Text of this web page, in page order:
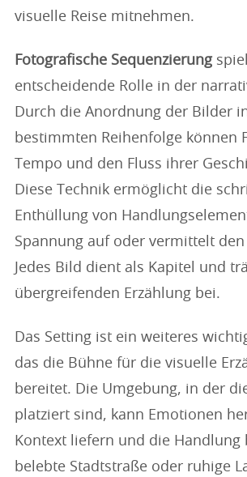
visuelle Reise mitnehmen.
Fotografische Sequenzierung
entscheidende Rolle in der
Durch die Anordnung der Bilder
bestimmten Reihenfolge können
Tempo und den Fluss ihrer
Diese Technik ermöglicht die
Enthüllung von
Spannung auf oder vermittelt den
Jedes Bild dient als Kapitel und
übergreifenden Erzählung bei.
Das Setting ist ein weiteres
das die Bühne für die visuelle
bereitet. Die Umgebung, in der
platziert sind, kann Emotionen
Kontext liefern und die Handlung
belebte Stadtstraße oder ruhige